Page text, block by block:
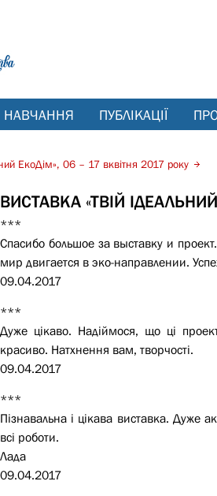
НАВЧАННЯ ПУБЛІКАЦІЇ
ЕкоДім», 06 – 17 вквітня 2017 року
ВИСТАВКА «ТВІЙ
***
Спасибо большое за выставку и
мир двигается в эко-направлении.
09.04.2017
***
Дуже цікаво. Надіймося, що ці
красиво. Натхнення вам, творчості.
09.04.2017
***
Пізнавальна і цікава виставка. Дуже
всі роботи.
Лада
09.04.2017